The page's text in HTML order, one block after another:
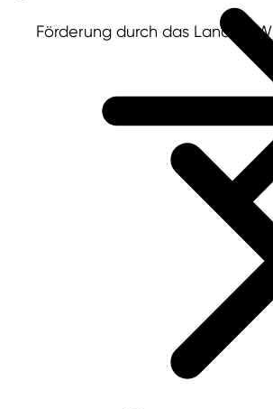
Förderung durch das Land NRW